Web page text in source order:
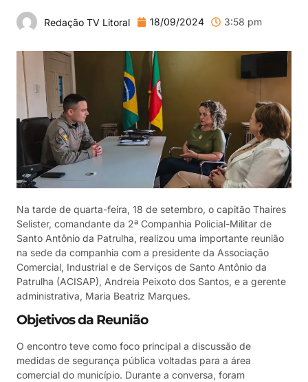
Redação TV Litoral 18/09/2024 3:58 pm
Na tarde de quarta-feira, 18 de setembro, o capitão Thaires
Selister, comandante da 2ª Companhia Policial-Militar de
Santo Antônio da Patrulha, realizou uma importante reunião
na sede da companhia com a presidente da Associação
Comercial, Industrial e de Serviços de Santo Antônio da
Patrulha (ACISAP), Andreia Peixoto dos Santos, e a gerente
administrativa, Maria Beatriz Marques.
Objetivos da Reunião
O encontro teve como foco principal a discussão de
medidas de segurança pública voltadas para a área
comercial do município. Durante a conversa, foram